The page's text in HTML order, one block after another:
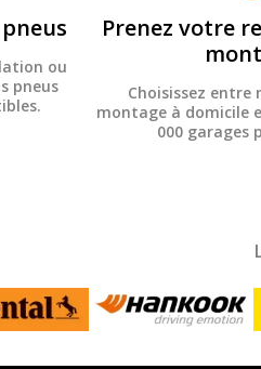
ou
pneus
Prenez votre
Choisissez entre
montage à domicile
000 garages